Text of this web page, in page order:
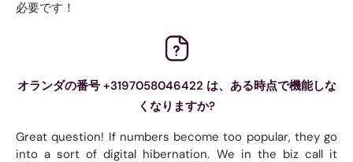
必要です！
オランダの番号 +3197058046422 は、ある時点で機能しな
くなりますか?
Great question! If numbers become too popular, they go
into a sort of digital hibernation. We in the biz call it